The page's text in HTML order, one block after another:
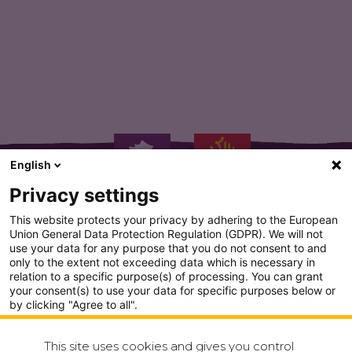
PLAN DU SITE
CONDITION GENERALE D'UTILISATION
This site uses cookies and gives you control
English
Privacy settings
This website protects your privacy by adhering to the European
Union General Data Protection Regulation (GDPR). We will not
use your data for any purpose that you do not consent to and
only to the extent not exceeding data which is necessary in
relation to a specific purpose(s) of processing. You can grant
your consent(s) to use your data for specific purposes below or
by clicking "Agree to all".